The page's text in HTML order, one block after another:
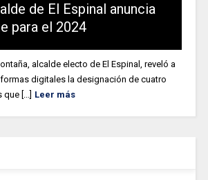
de El Espinal anuncia
para el 2024
alcalde electo de El Espinal, reveló a
digitales la designación de cuatro
[...] Leer más